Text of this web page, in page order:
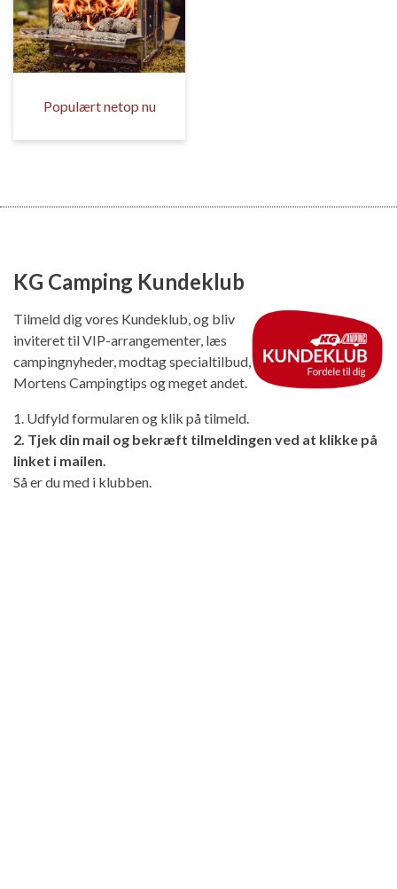
Populært netop nu
KG Camping Kundeklub
Tilmeld dig vores Kundeklub, og bliv
inviteret til VIP-arrangementer, læs
campingnyheder, modtag specialtilbud,
Mortens Campingtips og meget andet.
1. Udfyld formularen og klik på tilmeld.
2. Tjek din mail og bekræft tilmeldingen ved at klikke på
linket i mailen.
Så er du med i klubben.